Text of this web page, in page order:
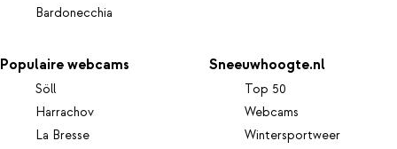
Bardonecchia
Populaire webcams
Söll
Harrachov
La Bresse
Sneeuwhoogte.nl
Top 50
Webcams
Wintersportweer